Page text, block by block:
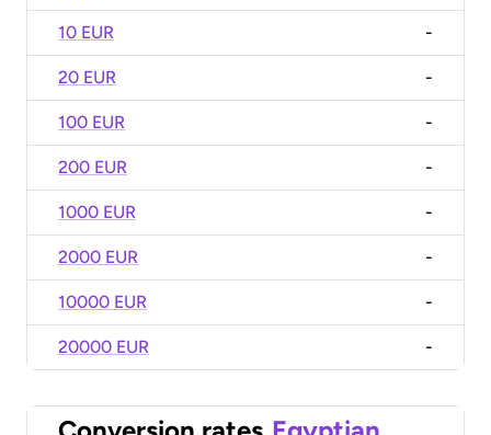
10 EUR -
20 EUR -
100 EUR -
200 EUR -
1000 EUR -
2000 EUR -
10000 EUR -
20000 EUR -